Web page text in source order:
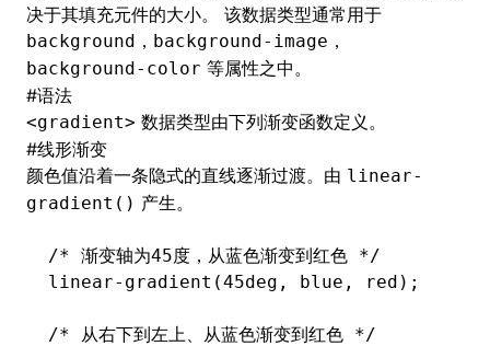
决于其填充元件的大小。 该数据类型通常用于
background ， background-image ，
background-color 等属性之中。
#语法
<gradient> 数据类型由下列渐变函数定义。
#线形渐变
颜色值沿着一条隐式的直线逐渐过渡。由 linear-
gradient() 产生。
/* 渐变轴为45度，从蓝色渐变到红色 */
linear-gradient(45deg , blue , red);
/* 从右下到左上、从蓝色渐变到红色 */